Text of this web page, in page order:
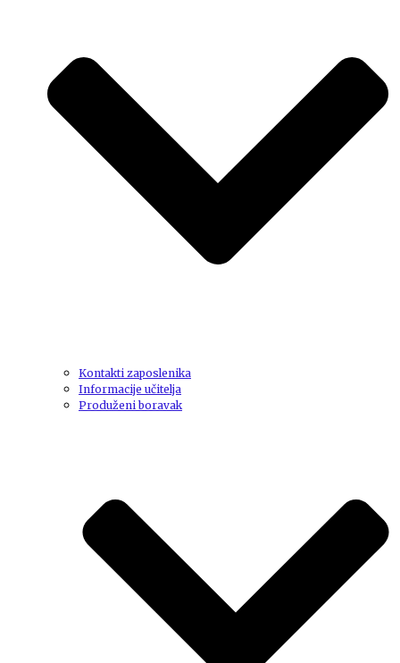
Kontakti zaposlenika
Informacije učitelja
Produženi boravak